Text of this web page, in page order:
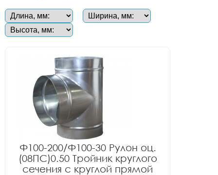
Ф100-200/Ф100-30 Рулон оц.
(08ПС)0.50 Тройник круглого
сечения с круглой прямой